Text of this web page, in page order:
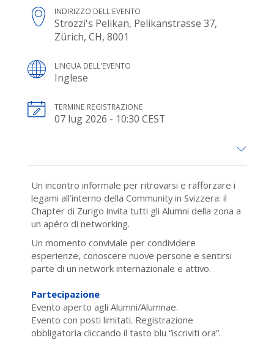
INDIRIZZO DELL'EVENTO
Strozzi's Pelikan, Pelikanstrasse 37,
Zürich, CH, 8001
LINGUA DELL'EVENTO
Inglese
TERMINE REGISTRAZIONE
07 lug 2026 - 10:30 CEST
Un incontro informale per ritrovarsi e rafforzare i
legami all’interno della Community in Svizzera: il
Chapter di Zurigo invita tutti gli Alumni della zona a
un apéro di networking.
Un momento conviviale per condividere
esperienze, conoscere nuove persone e sentirsi
parte di un network internazionale e attivo.
Partecipazione
Evento aperto agli Alumni/Alumnae.
Evento con posti limitati. Registrazione
obbligatoria cliccando il tasto blu “iscriviti ora”.